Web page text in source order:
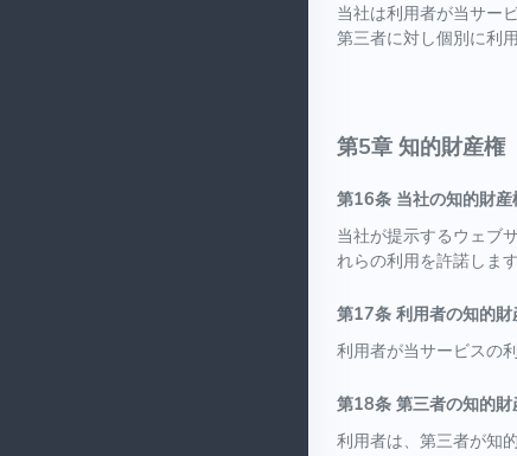
当社は利用者が当サー
第三者に対し個別に利
第5章 知的財産権
第16条 当社の知的財産
当社が提示するウェブ
れらの利用を許諾します
第17条 利用者の知的財
利用者が当サービスの
第18条 第三者の知的財
利用者は、第三者が知